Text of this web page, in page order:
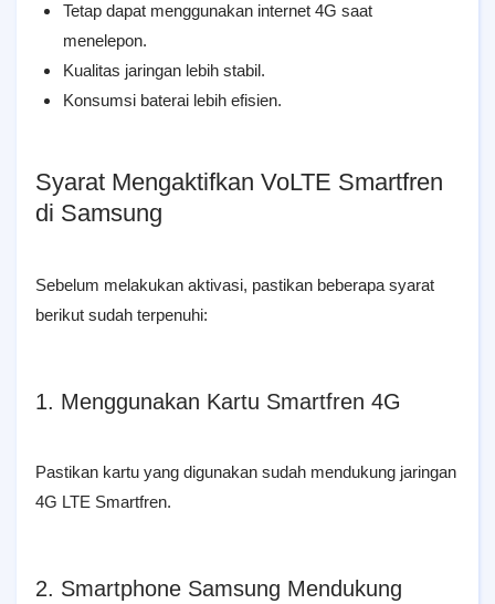
Tetap dapat menggunakan internet 4G saat
menelepon.
Kualitas jaringan lebih stabil.
Konsumsi baterai lebih efisien.
Syarat Mengaktifkan VoLTE Smartfren
di Samsung
Sebelum melakukan aktivasi, pastikan beberapa syarat
berikut sudah terpenuhi:
1. Menggunakan Kartu Smartfren 4G
Pastikan kartu yang digunakan sudah mendukung jaringan
4G LTE Smartfren.
2. Smartphone Samsung Mendukung